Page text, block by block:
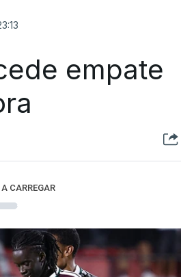
empate
A CARREGAR